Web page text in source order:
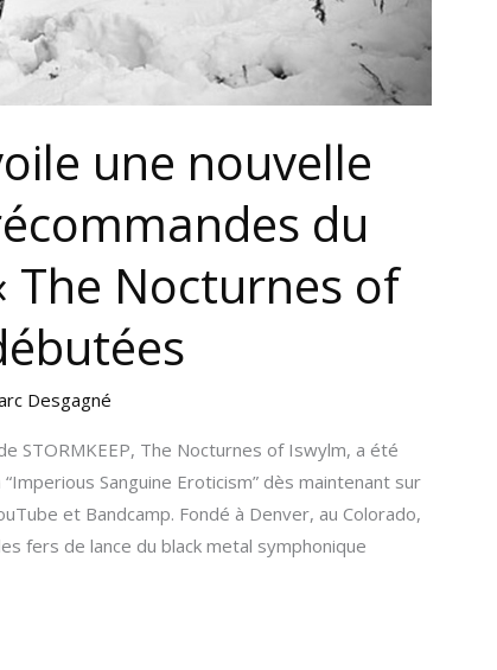
une nouvelle
du
The Nocturnes of
Desgagné
STORMKEEP, The Nocturnes of Iswylm, a été
Sanguine Eroticism” dès maintenant sur
et Bandcamp. Fondé à Denver, au Colorado,
fers de lance du black metal symphonique